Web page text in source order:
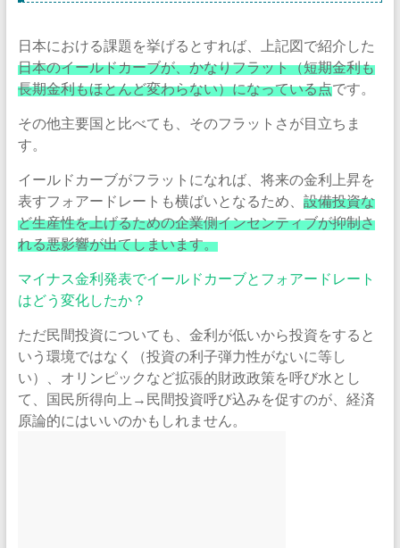
日本における課題を挙げるとすれば、上記図で紹介した
日本のイールドカーブが、かなりフラット（短期金利も
長期金利もほとんど変わらない）になっている点です。
その他主要国と比べても、そのフラットさが目立ちま
す。
イールドカーブがフラットになれば、将来の金利上昇を
表すフォアードレートも横ばいとなるため、 設備投資な
ど生産性を上げるための企業側インセンティブが抑制さ
れる悪影響が出てしまいます。
マイナス金利発表でイールドカーブとフォアードレート
はどう変化したか？
ただ民間投資についても、金利が低いから投資をすると
いう環境ではなく（投資の利子弾力性がないに等し
い）、オリンピックなど拡張的財政政策を呼び水とし
て、国民所得向上→民間投資呼び込みを促すのが、経済
原論的にはいいのかもしれません。